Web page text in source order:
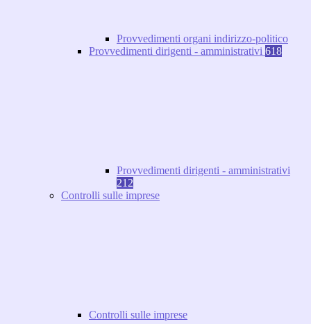
Provvedimenti organi indirizzo-politico
Provvedimenti dirigenti - amministrativi 618
Provvedimenti dirigenti - amministrativi
212
Controlli sulle imprese
Controlli sulle imprese